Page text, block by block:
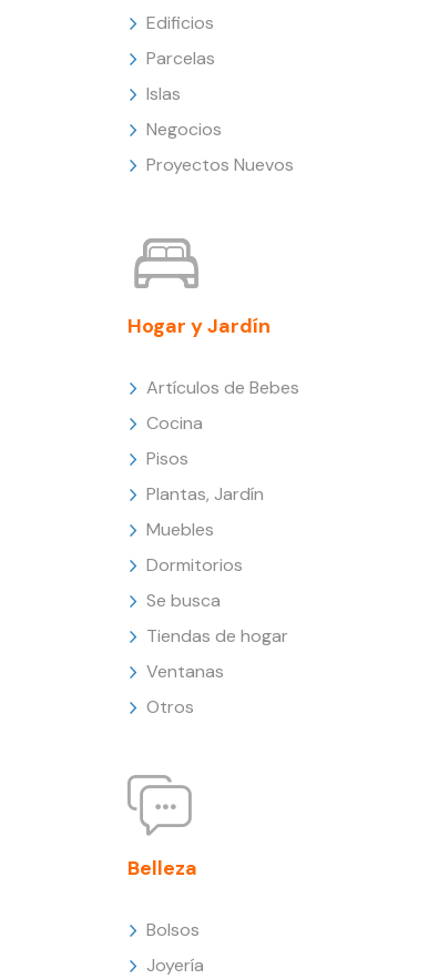
Edificios
Parcelas
Islas
Negocios
Proyectos Nuevos
Hogar y Jardín
Artículos de Bebes
Cocina
Pisos
Plantas, Jardín
Muebles
Dormitorios
Se busca
Tiendas de hogar
Ventanas
Otros
Belleza
Bolsos
Joyería